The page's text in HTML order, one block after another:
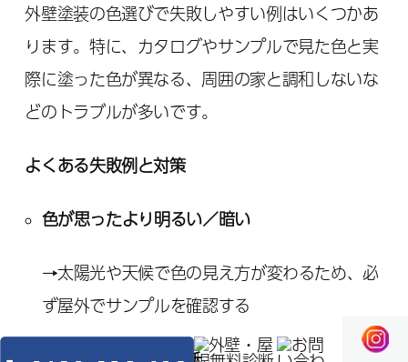
外壁塗装の色選びで失敗しやすい例はいくつかあ
ります。特に、カタログやサンプルで見た色と実
際に塗った色が異なる、周囲の家と調和しないな
どのトラブルが多いです。
よくある失敗例と対策
色が思ったより明るい／暗い
→太陽光や天候で色の見え方が変わるため、必
ず屋外でサンプルを確認する